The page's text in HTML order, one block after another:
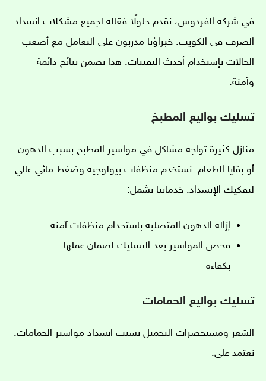
في شركة الفردوس، نقدم حلولًا فعّالة لجميع مشكلات انسداد
الصرف في الكويت. خبراؤنا مدربون على التعامل مع أصعب
الحالات بإستخدام أحدث التقنيات. هذا يضمن نتائج دائمة
وآمنة.
تسليك بواليع المطبخ
منازل كثيرة تواجه مشاكل في مواسير المطبخ بسبب الدهون
أو بقايا الطعام. نستخدم منظفات بيولوجية وضغط مائي عالي
لتفكيك الإنسداد. خدماتنا تشمل:
إزالة الدهون المتصلبة باستخدام منظفات آمنة
فحص المواسير بعد التسليك لضمان عملها
بكفاءة
تسليك بواليع الحمامات
الشعر ومستحضرات التجميل تسبب انسداد مواسير الحمامات.
نعتمد على: